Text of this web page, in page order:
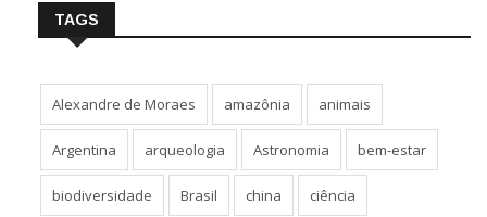
TAGS
Alexandre de Moraes amazônia animais
Argentina arqueologia Astronomia bem-estar
biodiversidade Brasil china ciência